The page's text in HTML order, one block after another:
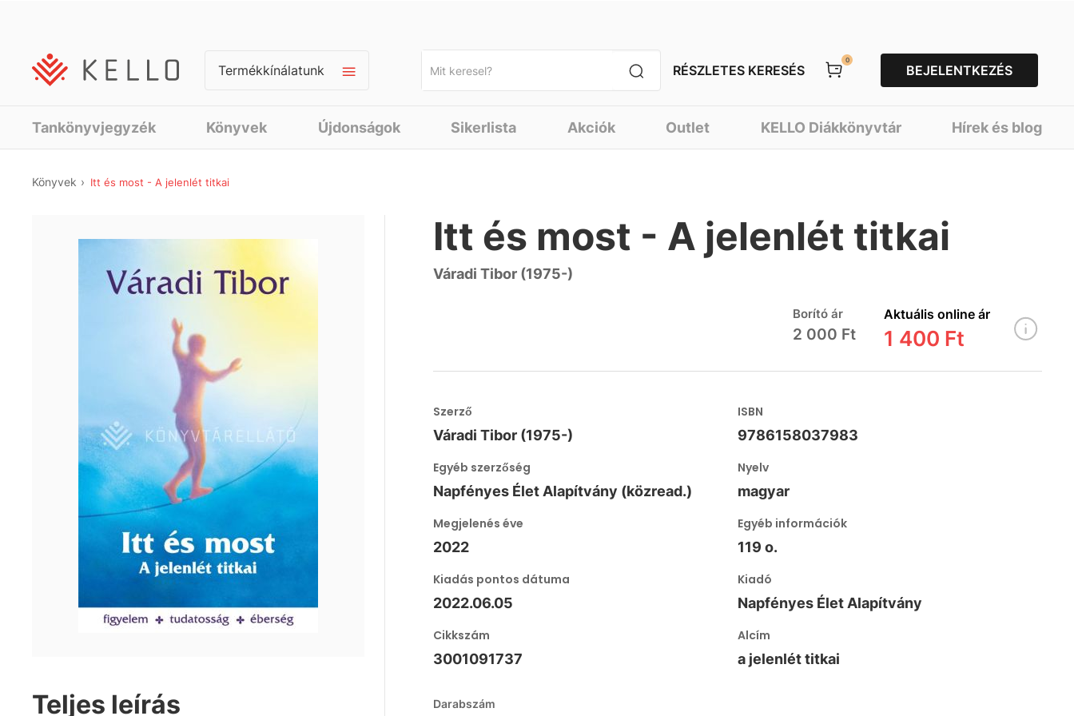
Termékkínálatunk RÉSZLETES KERESÉS
0
BEJELENTKEZÉS
Tankönyvjegyzék Könyvek Újdonságok Sikerlista Akciók Outlet KELLO Diákkönyvtár Hírek és blog
Könyvek Itt és most - A jelenlét titkai
Teljes leírás
Itt és most - A jelenlét titkai
Váradi Tibor (1975-)
Borító ár
2 000 Ft
Aktuális online ár
1 400 Ft
Szerző
Váradi Tibor (1975-)
ISBN
9786158037983
Egyéb szerzőség
Napfényes Élet Alapítvány (közread.)
Nyelv
magyar
Megjelenés éve
2022
Egyéb információk
119 o.
Kiadás pontos dátuma
2022.06.05
Kiadó
Napfényes Élet Alapítvány
Cikkszám
3001091737
Alcím
a jelenlét titkai
Darabszám